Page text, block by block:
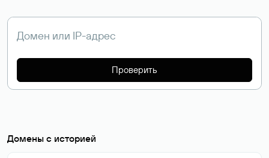
Проверить
Домены с историей